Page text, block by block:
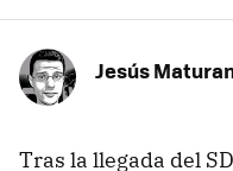
Jesús
Tras la llegada del